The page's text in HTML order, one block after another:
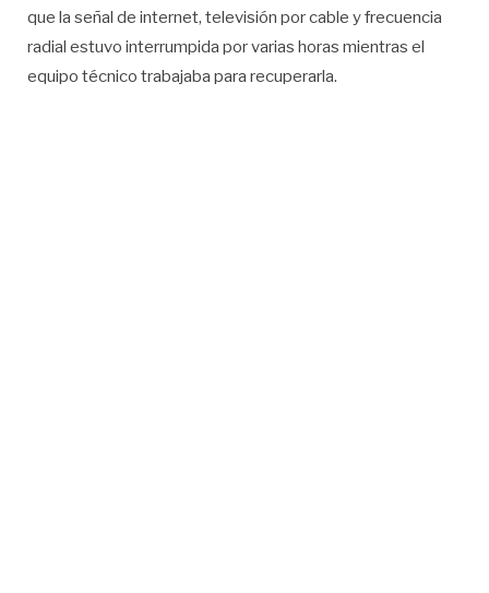
que la señal de internet, televisión por cable y frecuencia
radial estuvo interrumpida por varias horas mientras el
equipo técnico trabajaba para recuperarla.